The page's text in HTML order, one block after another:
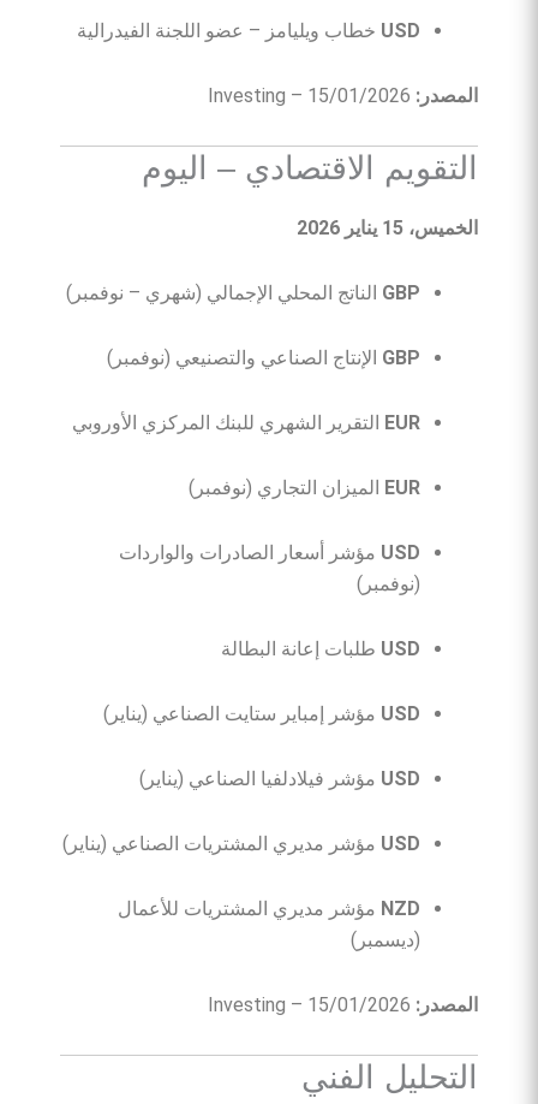
USD خطاب ويليامز – عضو اللجنة الفيدرالية
المصدر:
التقويم الاقتصادي – اليوم
الخميس، 15 يناير 2026
GBP الناتج المحلي الإجمالي (شهري – نوفمبر)
GBP الإنتاج الصناعي والتصنيعي (نوفمبر)
EUR التقرير الشهري للبنك المركزي الأوروبي
EUR الميزان التجاري (نوفمبر)
USD مؤشر أسعار الصادرات والواردات
(نوفمبر)
USD طلبات إعانة البطالة
USD مؤشر إمباير ستايت الصناعي (يناير)
USD مؤشر فيلادلفيا الصناعي (يناير)
USD مؤشر مديري المشتريات الصناعي (يناير)
NZD مؤشر مديري المشتريات للأعمال
(ديسمبر)
المصدر:
التحليل الفني